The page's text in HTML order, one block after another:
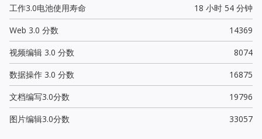
工作3.0电池使用寿命
18 小时 54 分钟
Web 3.0 分数
14369
视频编辑 3.0 分数
8074
数据操作 3.0 分数
16875
文档编写3.0分数
19796
图片编辑3.0分数
33057